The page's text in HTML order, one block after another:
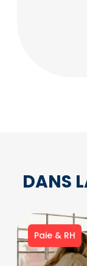
DANS
Paie & RH